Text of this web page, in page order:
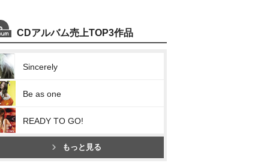
CDアルバム売上TOP3作品
Sincerely
Be as one
READY TO GO!
もっと見る